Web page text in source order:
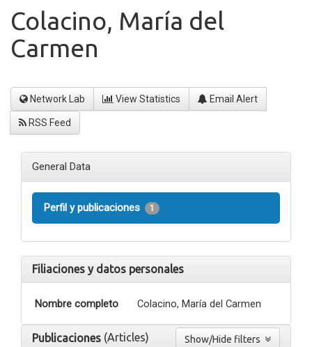
Colacino, María del
Carmen
Network Lab View Statistics Email Alert
RSS Feed
General Data
Perfil y publicaciones 1
Filiaciones y datos personales
Nombre completo Colacino, María del Carmen
Publicaciones (Articles)